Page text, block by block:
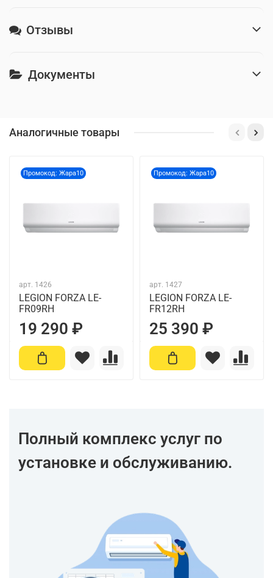
Отзывы
Документы
Аналогичные товары
Промокод: Жара10
арт. 1426
LEGION FORZA LE-
FR09RH
19 290 ₽
Промокод: Жара10
арт. 1427
LEGION FORZA LE-
FR12RH
25 390 ₽
Полный комплекс услуг по
установке и обслуживанию.